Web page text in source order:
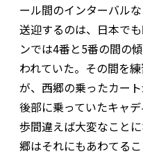
ール間のインターバル
送迎するのは、日本で
ンでは4番と5番の間の
われていた。その間を
が、西郷の乗ったカー
後部に乗っていたキャ
歩間違えば大変なこと
郷はそれにもあわてるこ